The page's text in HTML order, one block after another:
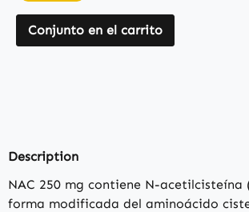
Conjunto en el carrito
Description
NAC 250 mg contiene N-acetilcisteína
forma modificada del aminoácido